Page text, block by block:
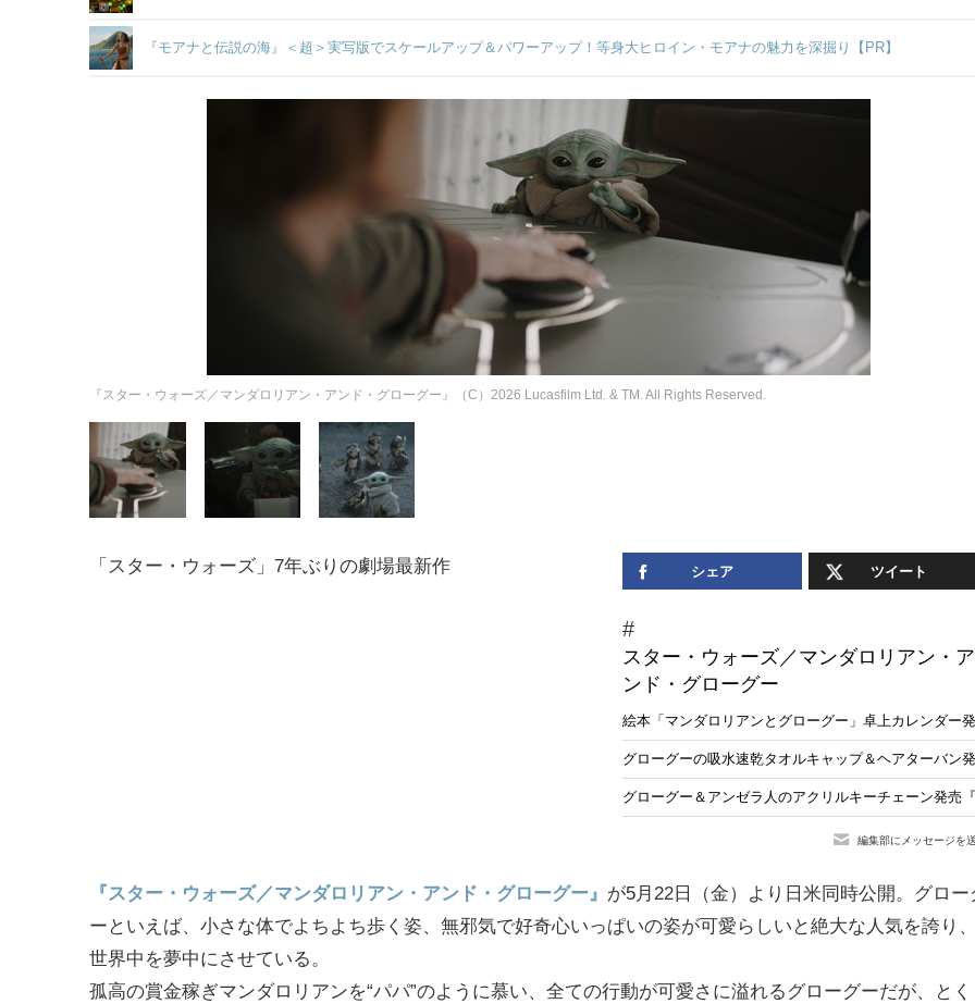
『モアナと伝説の海』＜超＞実写版でスケールアップ＆パワーアップ！等身大ヒロイン・モアナの魅力を深掘り【PR】
『スター・ウォーズ／マンダロリアン・アンド・グローグー』（C）2026 Lucasfilm Ltd. & TM. All Rights Reserved.
シェア ツイート
スター・ウォーズ／マンダロリアン・ア
ンド・グローグー
絵本「マンダロリアンとグローグー」卓上カレンダー
グローグーの吸水速乾タオルキャップ＆ヘアターバン
グローグー＆アンゼラ人のアクリルキーチェーン発売
編集部にメッセージを
「スター・ウォーズ」7年ぶりの劇場最新作
『スター・ウォーズ／マンダロリアン・アンド・グローグー』 が5月22日（金）より日米同時公開。グロー
ーといえば、小さな体でよちよち歩く姿、無邪気で好奇心いっぱいの姿が可愛らしいと絶大な人気を誇り、
世界中を夢中にさせている。
孤高の賞金稼ぎマンダロリアンを“パパ”のように慕い、全ての行動が可愛さに溢れるグローグーだが、とく